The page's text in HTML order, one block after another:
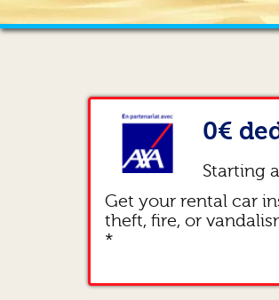
0€
Starting
Get your rental car
theft, fire, or
*